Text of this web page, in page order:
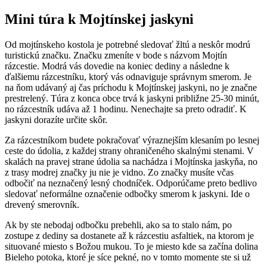
Mini túra k Mojtínskej jaskyni
Od mojtínskeho kostola je potrebné sledovať žltú a neskôr modrú
turistickú značku. Značku zmeníte v bode s názvom Mojtín
rázcestie. Modrá vás dovedie na koniec dediny a následne k
ďalšiemu rázcestníku, ktorý vás odnaviguje správnym smerom. Je
na ňom udávaný aj čas príchodu k Mojtínskej jaskyni, no je značne
prestrelený. Túra z konca obce trvá k jaskyni približne 25-30 minút,
no rázcestník udáva až 1 hodinu. Nenechajte sa preto odradiť. K
jaskyni dorazíte určite skôr.
Za rázcestníkom budete pokračovať výraznejším klesaním po lesnej
ceste do údolia, z každej strany ohraničeného skalnými stenami. V
skalách na pravej strane údolia sa nachádza i Mojtínska jaskyňa, no
z trasy modrej značky ju nie je vidno. Zo značky musíte včas
odbočiť na neznačený lesný chodníček. Odporúčame preto bedlivo
sledovať neformálne označenie odbočky smerom k jaskyni. Ide o
drevený smerovník.
Ak by ste nebodaj odbočku prebehli, ako sa to stalo nám, po
zostupe z dediny sa dostanete až k rázcestiu asfaltiek, na ktorom je
situované miesto s Božou mukou. To je miesto kde sa začína dolina
Bieleho potoka, ktoré je síce pekné, no v tomto momente ste si už